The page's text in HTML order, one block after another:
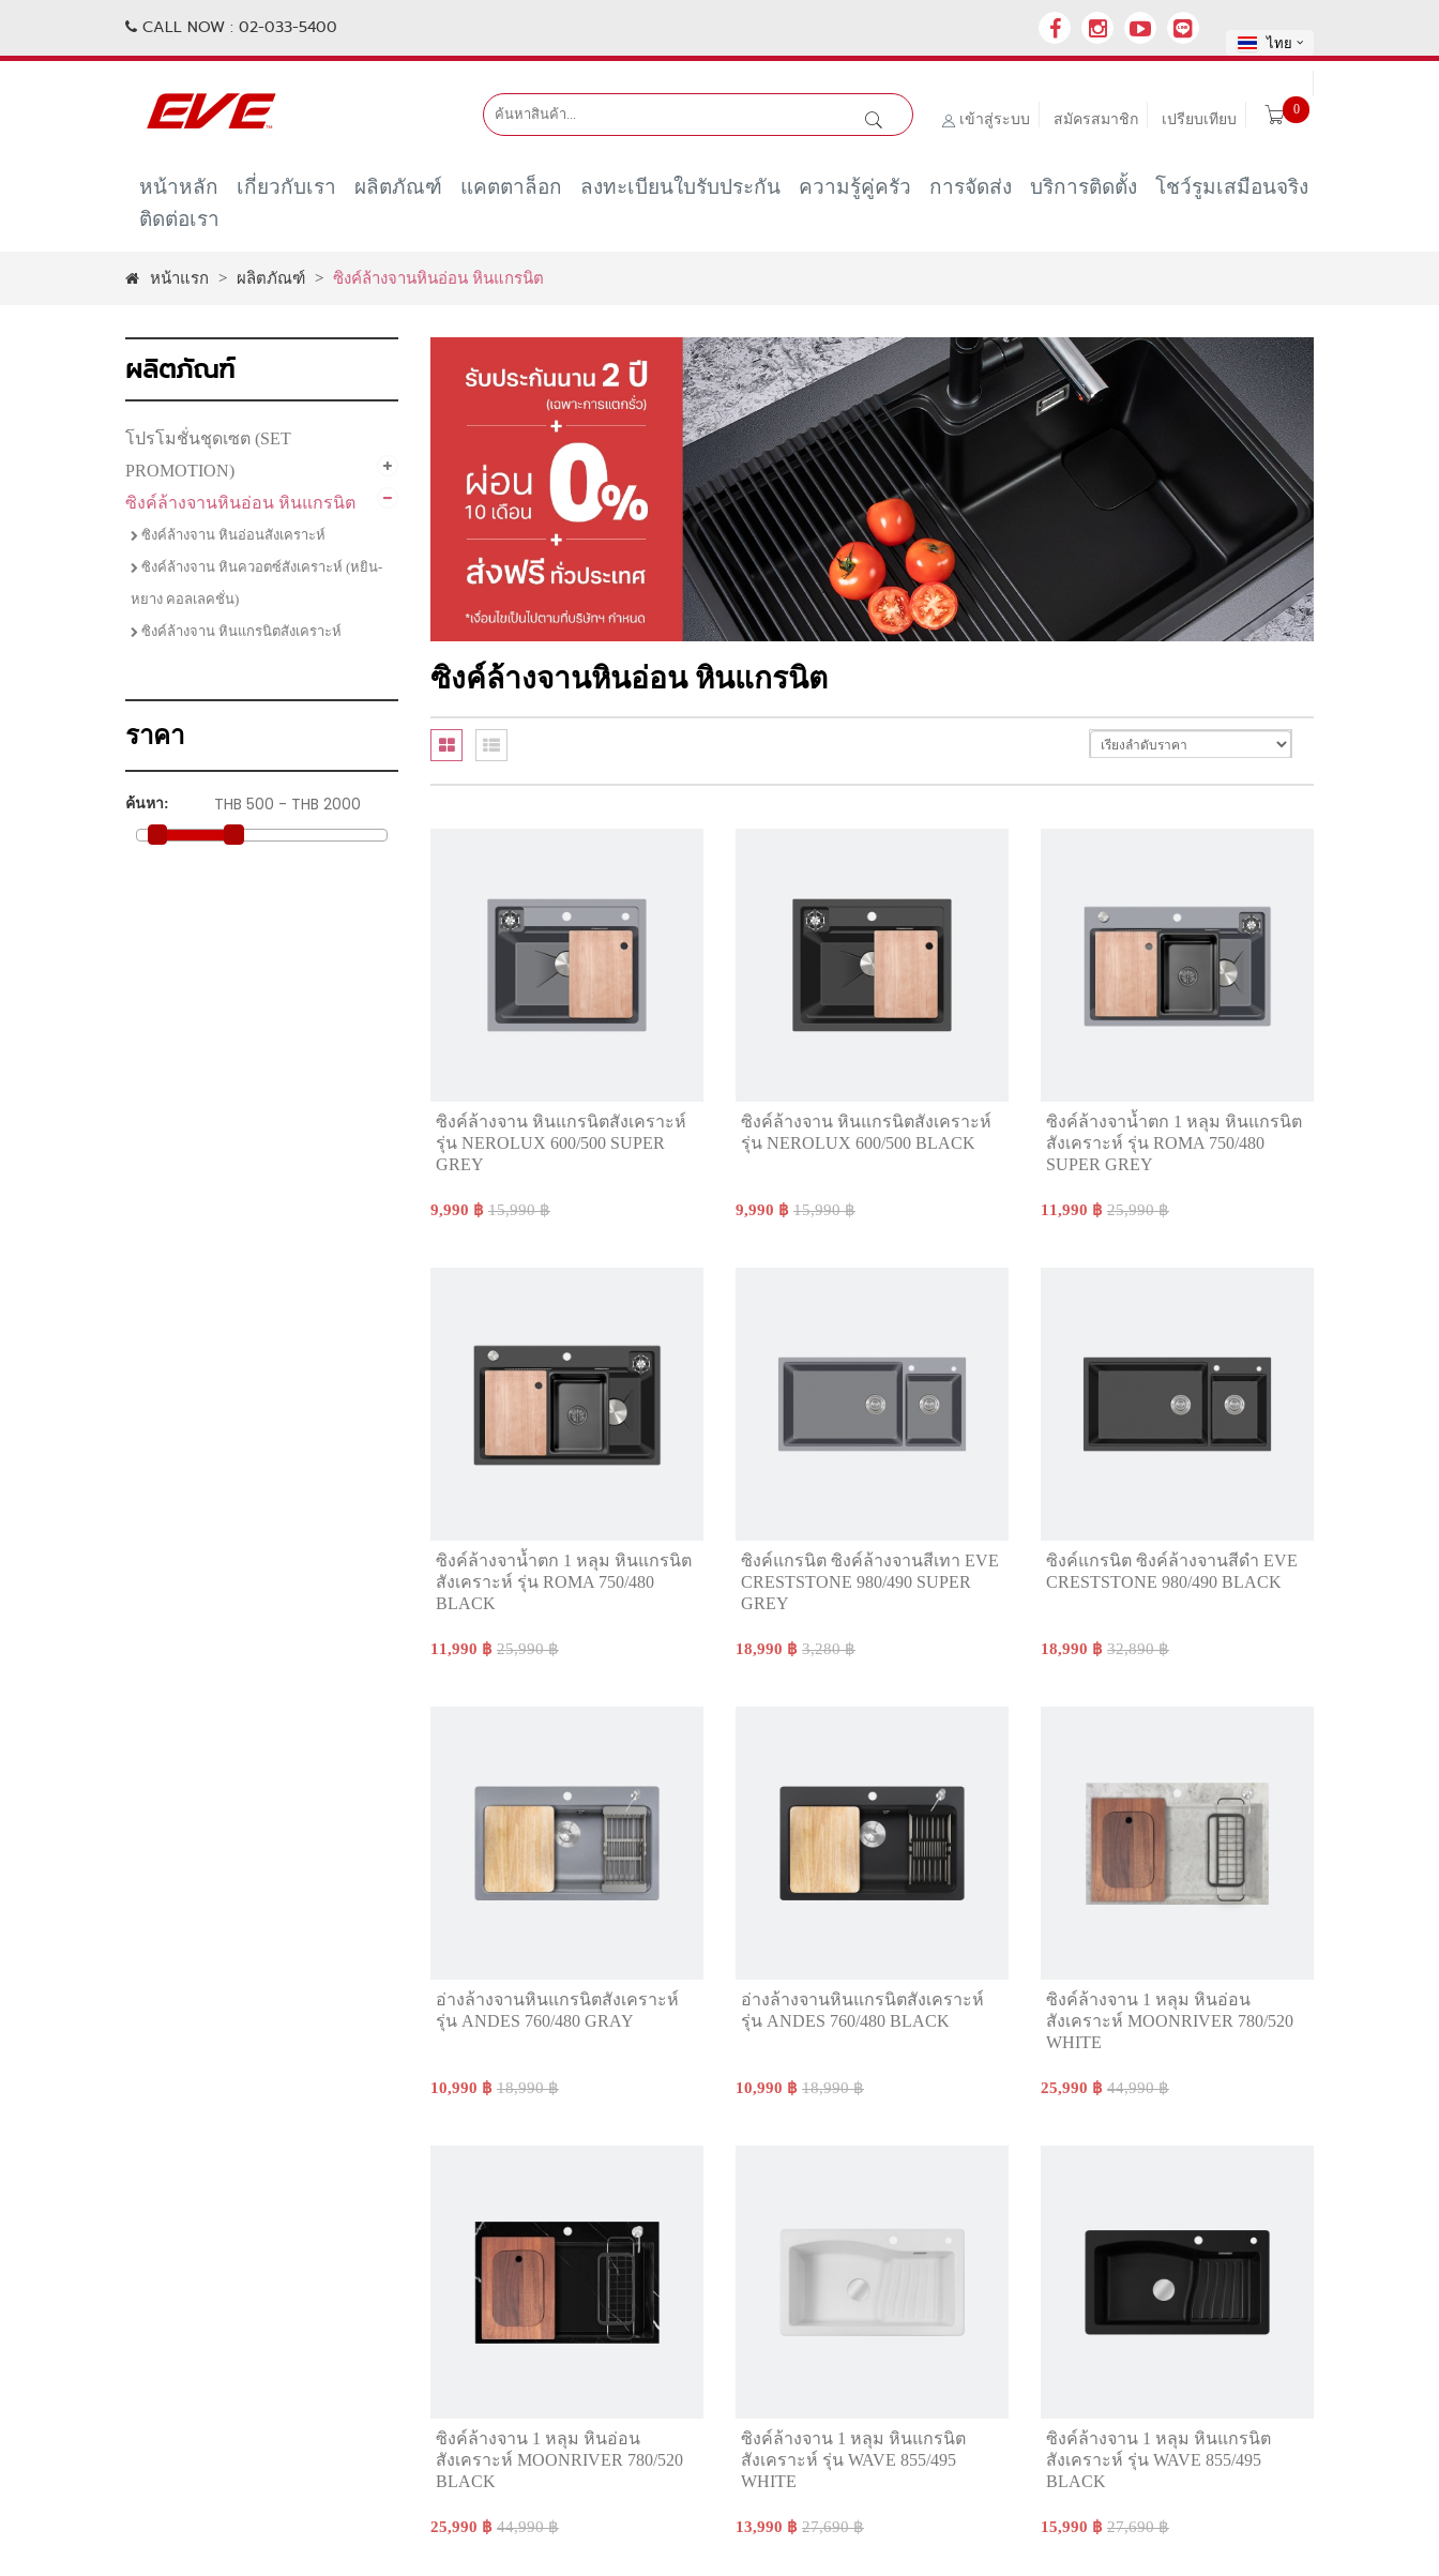
CALL NOW : 02-033-5400
ไทย
เข้าสู่ระบบ สมัครสมาชิก เปรียบเทียบ
0
หน้าหลัก เกี่ยวกับเรา ผลิตภัณฑ์ แคตตาล็อก ลงทะเบียนใบรับประกัน ความรู้คู่ครัว การจัดส่ง บริการติดตั้ง
โชว์รูมเสมือนจริง
ติดต่อเรา
หน้าแรก > ผลิตภัณฑ์ > ซิงค์ล้างจานหินอ่อน หินแกรนิต
ผลิตภัณฑ์
โปรโมชั่นชุดเซต (SET
PROMOTION)
ไมโครเวฟ
ชุดเซตเตาแก๊สพร้อมเครื่องดูดควัน
ชุดเซตเตาไฟฟ้าพร้อมเครื่องดูดควัน
ชุดเซตเตาแก๊ส เครื่่องดูดควัน และซิงค์ล้าง
จาน
ซิงค์ล้างจานหินอ่อน หินแกรนิต
ซิงค์ล้างจาน หินอ่อนสังเคราะห์
ซิงค์ล้างจาน หินควอตซ์สังเคราะห์ (หยิน-
หยาง คอลเลคชั่น)
ซิงค์ล้างจาน หินแกรนิตสังเคราะห์
ราคา
ค้นหา:
ซิงค์ล้างจานหินอ่อน หินแกรนิต
ซิงค์ล้างจาน หินแกรนิตสังเคราะห์
รุ่น NEROLUX 600/500 SUPER
GREY
9,990 ฿ 15,990 ฿
ซิงค์ล้างจาน หินแกรนิตสังเคราะห์
รุ่น NEROLUX 600/500 BLACK
9,990 ฿ 15,990 ฿
ซิงค์ล้างจาน้ำตก 1 หลุม หินแกรนิต
สังเคราะห์ รุ่น ROMA 750/480
SUPER GREY
11,990 ฿ 25,990 ฿
ซิงค์ล้างจาน้ำตก 1 หลุม หินแกรนิต
สังเคราะห์ รุ่น ROMA 750/480
BLACK
11,990 ฿ 25,990 ฿
ซิงค์แกรนิต ซิงค์ล้างจานสีเทา EVE
CRESTSTONE 980/490 SUPER
GREY
18,990 ฿ 3,280 ฿
ซิงค์แกรนิต ซิงค์ล้างจานสีดำ EVE
CRESTSTONE 980/490 BLACK
18,990 ฿ 32,890 ฿
อ่างล้างจานหินแกรนิตสังเคราะห์
รุ่น ANDES 760/480 GRAY
10,990 ฿ 18,990 ฿
อ่างล้างจานหินแกรนิตสังเคราะห์
รุ่น ANDES 760/480 BLACK
10,990 ฿ 18,990 ฿
ซิงค์ล้างจาน 1 หลุม หินอ่อน
สังเคราะห์ MOONRIVER 780/520
WHITE
25,990 ฿ 44,990 ฿
ซิงค์ล้างจาน 1 หลุม หินอ่อน
สังเคราะห์ MOONRIVER 780/520
BLACK
25,990 ฿ 44,990 ฿
ซิงค์ล้างจาน 1 หลุม หินแกรนิต
สังเคราะห์ รุ่น WAVE 855/495
WHITE
13,990 ฿ 27,690 ฿
ซิงค์ล้างจาน 1 หลุม หินแกรนิต
สังเคราะห์ รุ่น WAVE 855/495
BLACK
15,990 ฿ 27,690 ฿